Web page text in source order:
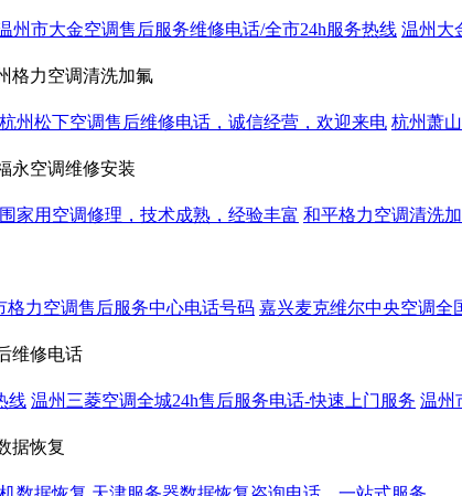
州市大金空调售后服务维修电话/全市24h服务热线 温州大
格力空调清洗加氟
杭州松下空调售后维修电话，诚信经营，欢迎来电 杭州萧
永空调维修安装
家用空调修理，技术成熟，经验丰富 和平格力空调清洗
格力空调售后服务中心电话号码 嘉兴麦克维尔中央空调全
维修电话
线 温州三菱空调全城24h售后服务电话-快速上门服务 温州
据恢复